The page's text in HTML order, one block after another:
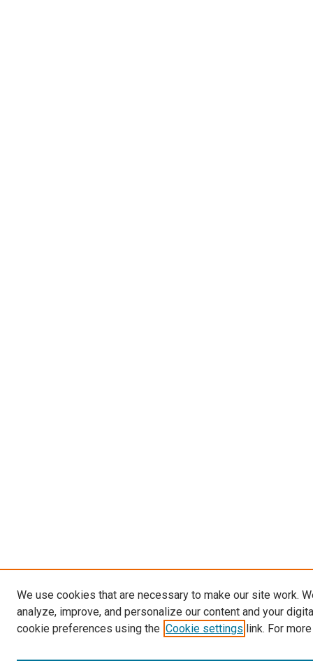
We use cookies that are necessary to make our site work.
analyze, improve, and personalize our content and your
cookie preferences using the Cookie settings link. For